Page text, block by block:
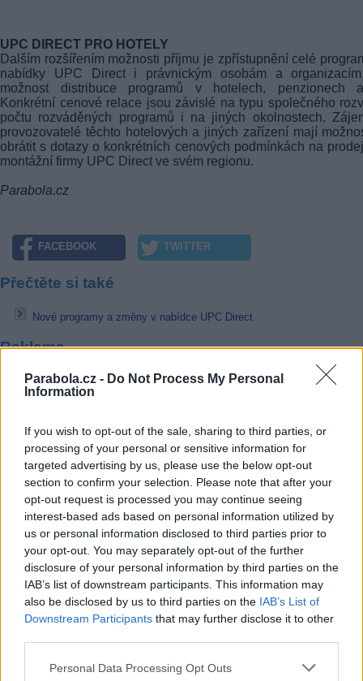
Parabola.cz - Do Not Process My Personal
Information
If you wish to opt-out of the sale, sharing to third parties, or
processing of your personal or sensitive information for
targeted advertising by us, please use the below opt-out
section to confirm your selection. Please note that after your
opt-out request is processed you may continue seeing
interest-based ads based on personal information utilized by
us or personal information disclosed to third parties prior to
your opt-out. You may separately opt-out of the further
disclosure of your personal information by third parties on the
IAB’s list of downstream participants. This information may
also be disclosed by us to third parties on the IAB’s List of
Downstream Participants that may further disclose it to other
Personal Data Processing Opt Outs
UPC DIRECT PRO HOTELY
Dalším rozšířením možnosti příjmu je zpřístupnění celé
nabídky UPC Direct i právnickým osobám a
možnost distribuce programů v hotelech, penzionech
Konkrétní cenové relace jsou závislé na typu společného
počtu rozváděných programů i na jiných okolnostech.
provozovatelé těchto hotelových a jiných zařízení mají
obrátit s dotazy o konkrétních cenových podmínkách na
montážní firmy UPC Direct ve svém regionu.
Parabola.cz
FACEBOOK TWITTER
Přečtěte si také
Nové programy a změny v nabídce UPC Direct
Reklama
Pracovní nabídky
48.400 Kč • příspěvek na ubytování (Jihlava, okres Jihlava)
07.08.2026 - Bosch Powertrain s.r.o. Jihlava • obsluha CNC strojů •
48.400 Kč • náborový bonus 50.000 Kč • příspěvek na ubytování
okres Jihlava)
07.08.2026 -Specialista pro elektronická zařízení údržby (m/ž) (tř.
Klementa 869, Mladá Boleslav II)
06.08.2026 -Bosch Powertrain s.r.o. Jihlava • CNC operátor• mzda
Kč • náborový bonus 50.000 Kč • příspěvek na ubytování (Jihlava,
Jihlava)
06.08.2026 - Bosch Powertrain s.r.o. • montážní dělník • mzda 44.700
týdenní zálohy na mzdu 2.000 Kč (Jihlava, okres Jihlava)
... další nabídky zaměstnání